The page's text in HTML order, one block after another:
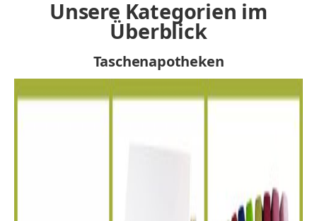
Unsere Kategorien im
Überblick
Taschenapotheken